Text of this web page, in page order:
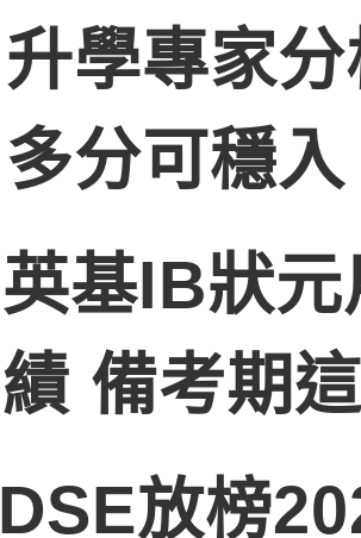
升學專家
多分可穩
英基IB狀
績 備考期
DSE放榜